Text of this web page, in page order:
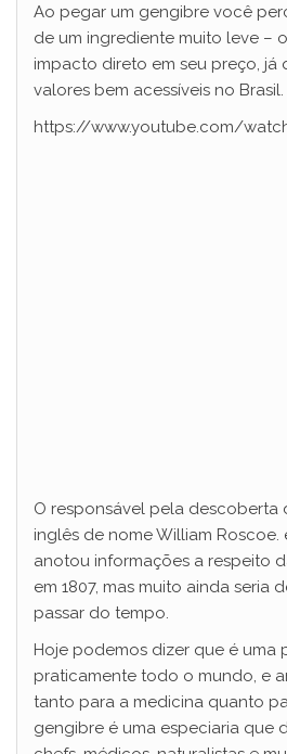
Ao pegar um gengibre você
de um ingrediente muito leve –
impacto direto em seu preço, já
valores bem acessíveis no Brasil.
https://www.youtube.com/
O responsável pela descoberta
inglês de nome William
anotou informações a respeito
em 1807, mas muito ainda seria
passar do tempo.
Hoje podemos dizer que é uma
praticamente todo o mundo, e
tanto para a medicina quanto
gengibre é uma especiaria que